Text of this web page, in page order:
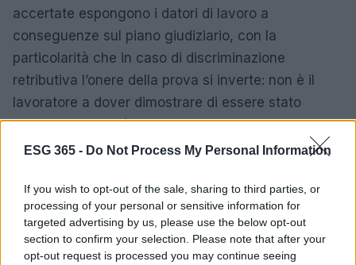
ESG 365 - Do Not Process My Personal Information
If you wish to opt-out of the sale, sharing to third parties, or
processing of your personal or sensitive information for
targeted advertising by us, please use the below opt-out
section to confirm your selection. Please note that after your
opt-out request is processed you may continue seeing
accertate espongono i datori di lavoro a
conseguenze sul piano giudiziario, con la
particolarità che in caso di discriminazione
retributiva l’onere della prova si inverte: non è il
lavoratore a dover dimostrare di essere stato
discriminato, ma è il datore di lavoro a dover
dimostrare che il divario è giustificato da criteri
AUTORE
Edoardo Marchesi